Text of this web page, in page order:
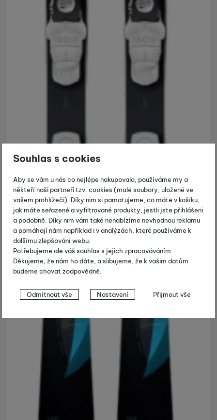
Souhlas s cookies
Aby se vám u nás co nejlépe nakupovalo, používáme my a
někteří naši partneři tzv. cookies (malé soubory, uložené ve
vašem prohlížeči). Díky nim si pamatujeme, co máte v košíku,
jak máte seřazené a vyfiltrované produkty, jestli jste přihlášeni
a podobně. Díky nim vám také nenabízíme nevhodnou reklamu
a pomáhají nám například i v analýzách, které používáme k
dalšímu zlepšování webu.
Potřebujeme ale váš souhlas s jejich zpracováváním.
Děkujeme, že nám ho dáte, a slibujeme, že k vašim datům
budeme chovat zodpovědně.
Nastavení souhlasů s kategoriemi
cookies
Technické
Technické cookies umožňují váš průchod nákupním košíkem,
porovnávání produktů a další nezbytné funkce.
Preferenční a rozšířené funkce
Preferenční a rozšířené funkce
abyste nemuseli vše
nastavovat znovu a abyste se s námi mohli spojit např. pomocí
Odmítnout vše Nastavení Přijmout vše